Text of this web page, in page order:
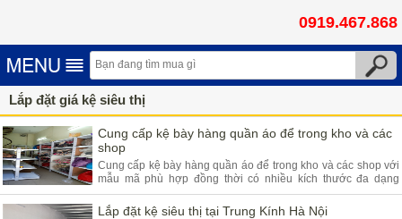
0919.467.868
Lắp đặt giá kệ siêu thị
Cung cấp kệ bày hàng quần áo để trong kho và các
shop
Cung cấp kệ bày hàng quần áo để trong kho và các shop với
mẫu mã phù hợp đồng thời có nhiều kích thước đa dạng
không chỉ cho cửa hàng được gọn hàng hơn đồng thời để
được nhiều hàng hơn.
Lắp đặt kệ siêu thị tại Trung Kính Hà Nội